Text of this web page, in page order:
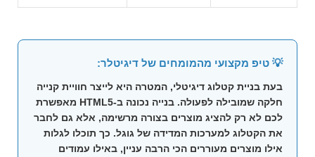
💡 טיפ מקצועי מהמומחים של דיגיטלר:
בעת בניית קטלוג דיגיטלי, המטרה היא לייצר חוויית קנייה
חלקה שמובילה לפעולה. בנייה נכונה ב-HTML5 מאפשרת
לכם לא רק להציג מוצרים בצורה מרשימה, אלא גם לחבר
את הקטלוג למערכות המדידה של גוגל. כך תוכלו לגלות
אילו מוצרים מעוררים הכי הרבה עניין, באילו עמודים